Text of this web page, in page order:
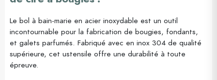
Le bol à bain-marie en acier inoxydable est un outil
incontournable pour la fabrication de bougies, fondants,
et galets parfumés. Fabriqué avec en inox 304 de qualité
supérieure, cet ustensile offre une durabilité à toute
épreuve.